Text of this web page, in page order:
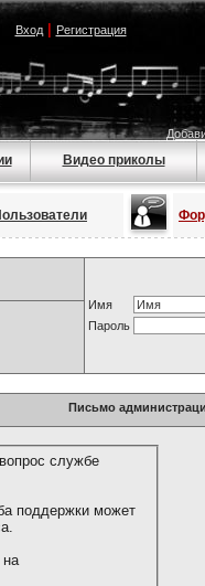
Вход| Регистрация
Видео приколы
Имя
Пароль
Письмо
службе
поддержки может